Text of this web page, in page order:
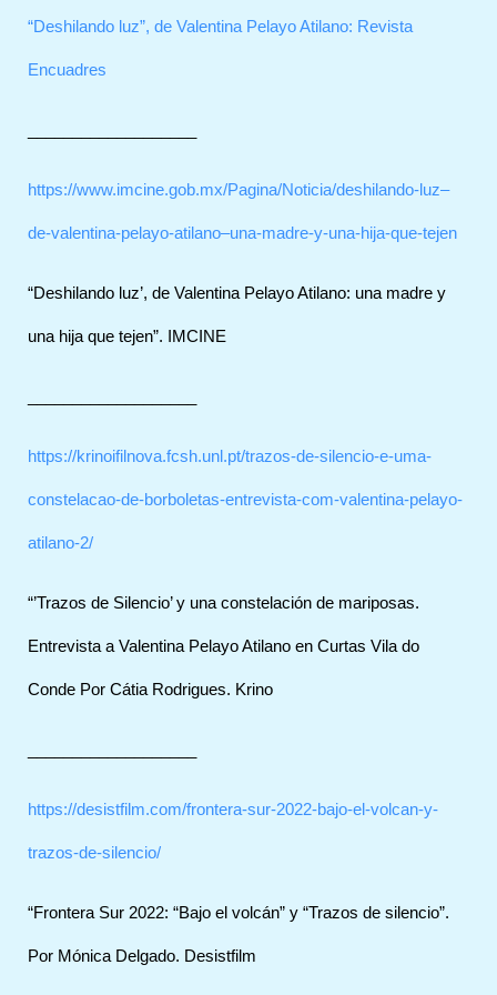
“Deshilando luz”, de Valentina Pelayo Atilano: Revista
Encuadres
https://www.imcine.gob.mx/Pagina/Noticia/deshilando-luz–
de-valentina-pelayo-atilano–una-madre-y-una-hija-que-tejen
“Deshilando luz’, de Valentina Pelayo Atilano: una madre y
una hija que tejen”. IMCINE
https://krinoifilnova.fcsh.unl.pt/trazos-de-silencio-e-uma-
constelacao-de-borboletas-entrevista-com-valentina-pelayo-
atilano-2/
“’Trazos de Silencio’ y una constelación de mariposas.
Entrevista a Valentina Pelayo Atilano en Curtas Vila do
Conde Por Cátia Rodrigues. Krino
https://desistfilm.com/frontera-sur-2022-bajo-el-volcan-y-
trazos-de-silencio/
“Frontera Sur 2022: “Bajo el volcán” y “Trazos de silencio”.
Por Mónica Delgado. Desistfilm